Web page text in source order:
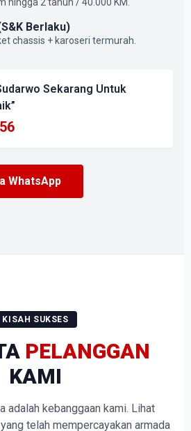
Berlaku)
chassis + karoseri termurah.
Sekarang Untuk
WhatsApp
KISAH SUKSES
PELANGGAN
KAMI
adalah kebanggaan kami. Lihat
telah mempercayakan armada